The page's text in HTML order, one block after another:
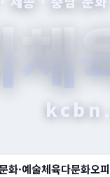
화·예술체육다문화오